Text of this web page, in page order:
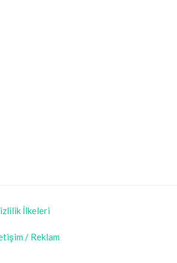
İlkeleri
/ Reklam